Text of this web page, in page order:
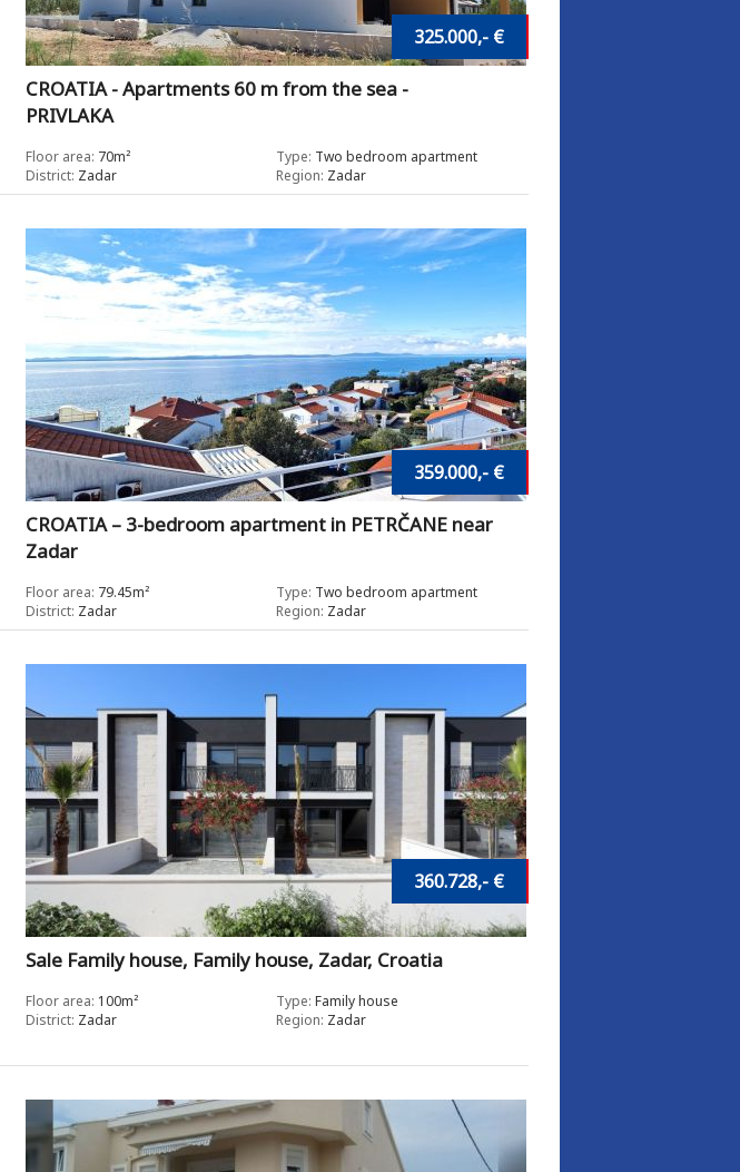
CROATIA - Apartments 60 m from the sea -
PRIVLAKA
325.000,- €
Floor area: 70m² Type: Two bedroom apartment
District: Zadar Region: Zadar
CROATIA – 3-bedroom apartment in PETRČANE near
Zadar
359.000,- €
Floor area: 79.45m² Type: Two bedroom apartment
District: Zadar Region: Zadar
Sale Family house, Family house, Zadar, Croatia
360.728,- €
Floor area: 100m² Type: Family house
District: Zadar Region: Zadar